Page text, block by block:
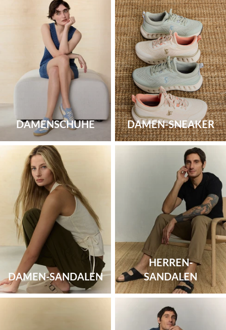
DAMENSCHUHE DAMEN-SNEAKER
DAMEN-SANDALEN
HERREN-
SANDALEN